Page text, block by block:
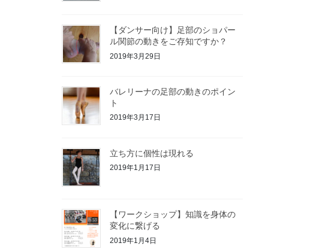
【ダンサー向け】足部のショパー
ル関節の動きをご存知ですか？
2019年3月29日
バレリーナの足部の動きのポイン
ト
2019年3月17日
立ち方に個性は現れる
2019年1月17日
【ワークショップ】知識を身体の
変化に繋げる
2019年1月4日